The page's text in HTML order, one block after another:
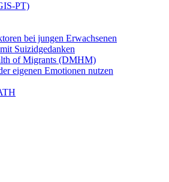
PT)
bei jungen Erwachsenen
Suizidgedanken
of Migrants (DMHM)
eigenen Emotionen nutzen